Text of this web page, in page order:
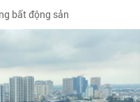
bất động sản